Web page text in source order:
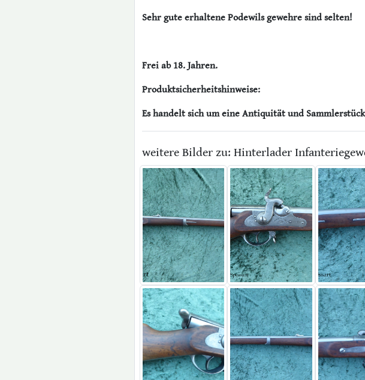
Sehr gute erhaltene Podewils gewehre sind selten!
Frei ab 18. Jahren.
Produktsicherheitshinweise:
Es handelt sich um eine Antiquität und
weitere Bilder zu: Hinterlader